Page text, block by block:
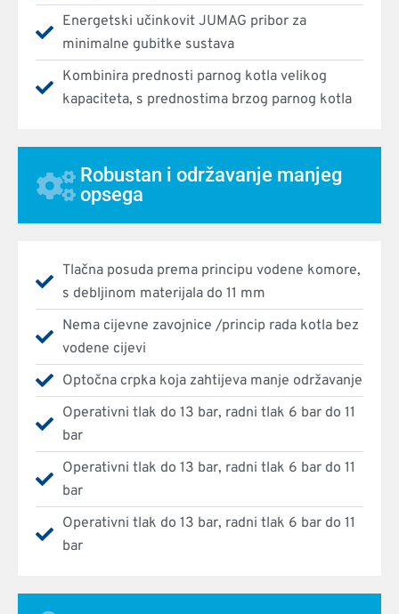
Energetski učinkovit JUMAG pribor za
minimalne gubitke sustava
Kombinira prednosti parnog kotla velikog
kapaciteta, s prednostima brzog parnog kotla
Robustan i održavanje manjeg
opsega
Tlačna posuda prema principu vodene komore,
s debljinom materijala do 11 mm
Nema cijevne zavojnice /princip rada kotla bez
vodene cijevi
Optočna crpka koja zahtijeva manje održavanje
Operativni tlak do 13 bar, radni tlak 6 bar do 11
bar
Operativni tlak do 13 bar, radni tlak 6 bar do 11
bar
Operativni tlak do 13 bar, radni tlak 6 bar do 11
bar